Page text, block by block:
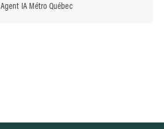
Agent IA Métro Québec